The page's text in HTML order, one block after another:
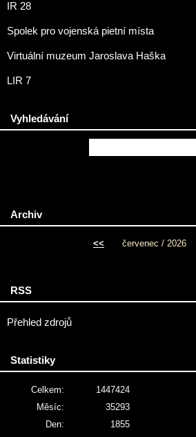
IR 28
Spolek pro vojenská pietní místa
Virtuální muzeum Jaroslava Haška
LIR 7
Vyhledávání
Archiv
<< červenec / 2026
RSS
Přehled zdrojů
Statistiky
Celkem:
1447424
Měsíc:
35293
Den:
1855